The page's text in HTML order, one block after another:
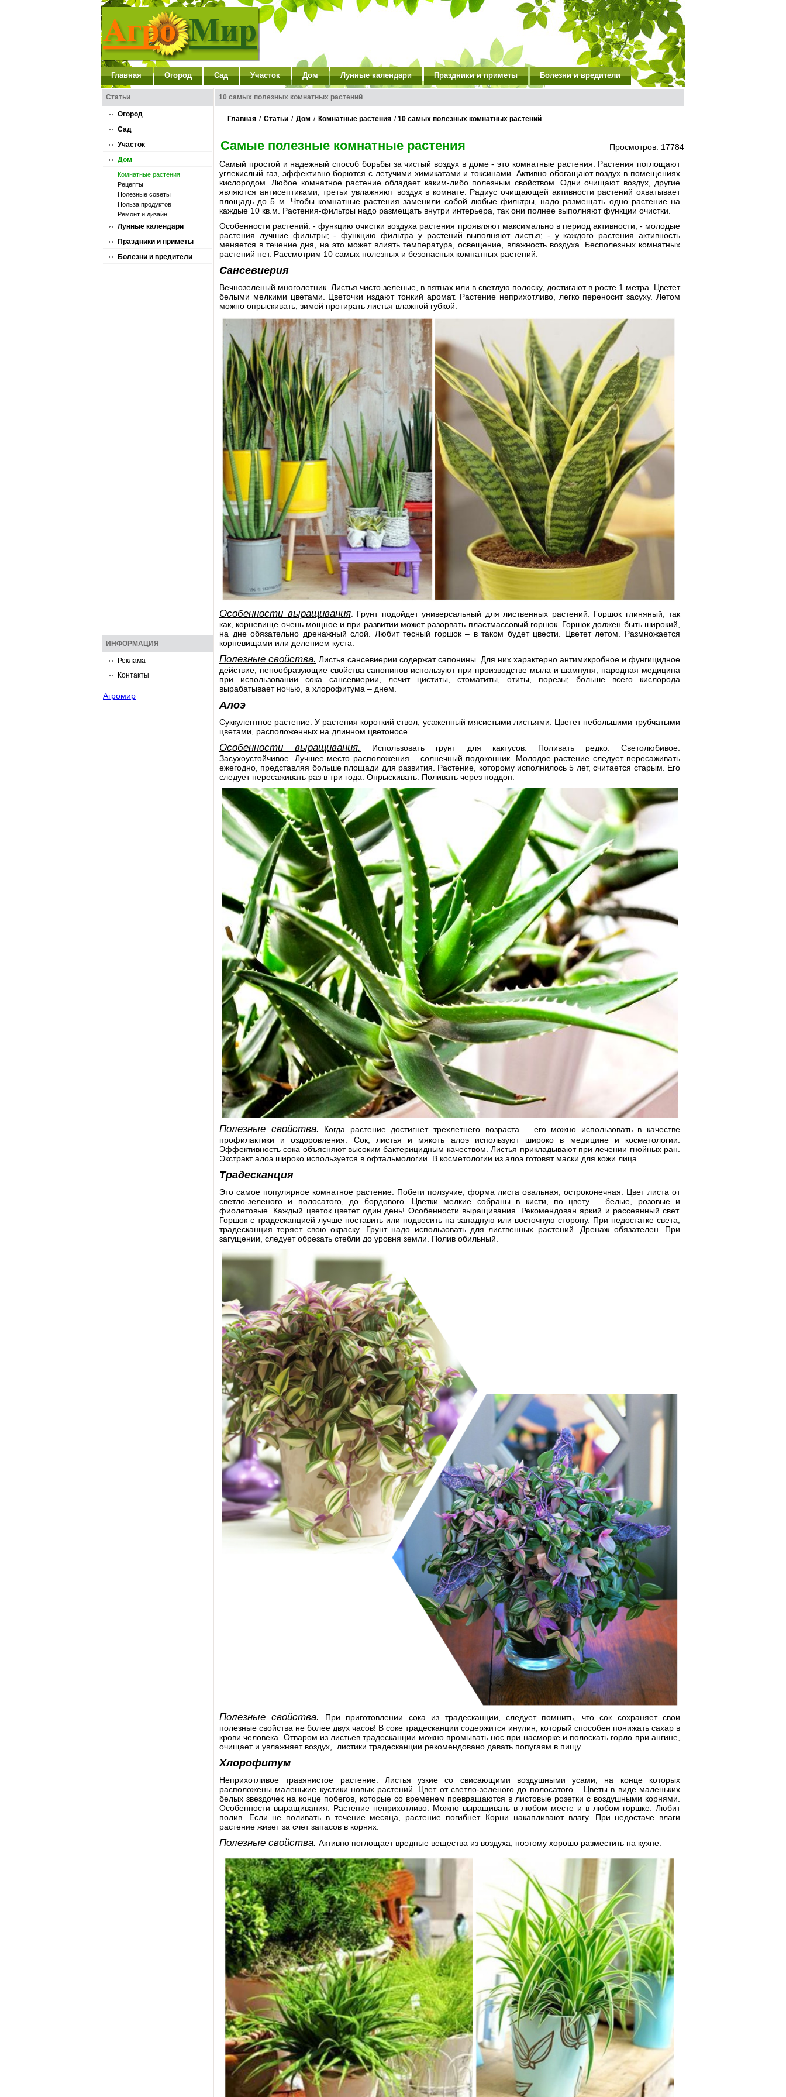
Главная Огород Сад Участок Дом Лунные календари Праздники и приметы Болезни и вредители
Статьи
Огород
Сад
Участок
Дом
Комнатные растения
Рецепты
Полезные советы
Польза продуктов
Ремонт и дизайн
Лунные календари
Праздники и приметы
Болезни и вредители
ИНФОРМАЦИЯ
Реклама
Контакты
Агромир
10 самых полезных комнатных растений
Главная / Статьи / Дом / Комнатные растения /10 самых полезных комнатных растений
Самые полезные комнатные растения
Просмотров: 17784
Самый простой и надежный способ борьбы за чистый воздух в доме - это комнатные растения. Растения поглощают
углекислый газ, эффективно борются с летучими химикатами и токсинами. Активно обогащают воздух в помещениях
кислородом. Любое комнатное растение обладает каким-либо полезным свойством. Одни очищают воздух, другие
являются антисептиками, третьи увлажняют воздух в комнате. Радиус очищающей активности растений охватывает
площадь до 5 м. Чтобы комнатные растения заменили собой любые фильтры, надо размещать одно растение на
каждые 10 кв.м. Растения-фильтры надо размещать внутри интерьера, так они полнее выполняют функции очистки.
Особенности растений: - функцию очистки воздуха растения проявляют максимально в период активности; - молодые
растения лучшие фильтры; - функцию фильтра у растений выполняют листья; - у каждого растения активность
меняется в течение дня, на это может влиять температура, освещение, влажность воздуха. Бесполезных комнатных
растений нет. Рассмотрим 10 самых полезных и безопасных комнатных растений:
Сансевиерия
Вечнозеленый многолетник. Листья чисто зеленые, в пятнах или в светлую полоску, достигают в росте 1 метра. Цветет
белыми мелкими цветами. Цветочки издают тонкий аромат. Растение неприхотливо, легко переносит засуху. Летом
можно опрыскивать, зимой протирать листья влажной губкой.
Особенности выращивания. Грунт подойдет универсальный для лиственных растений. Горшок глиняный, так
как, корневище очень мощное и при развитии может разорвать пластмассовый горшок. Горшок должен быть широкий,
на дне обязательно дренажный слой. Любит тесный горшок – в таком будет цвести. Цветет летом. Размножается
корневищами или делением куста.
Полезные свойства. Листья сансевиерии содержат сапонины. Для них характерно антимикробное и фунгицидное
действие, пенообразующие свойства сапонинов используют при производстве мыла и шампуня; народная медицина
при использовании сока сансевиерии, лечит циститы, стоматиты, отиты, порезы; больше всего кислорода
вырабатывает ночью, а хлорофитума – днем.
Алоэ
Суккулентное растение. У растения короткий ствол, усаженный мясистыми листьями. Цветет небольшими трубчатыми
цветами, расположенных на длинном цветоносе.
Особенности выращивания.
Использовать грунт для кактусов. Поливать редко. Светолюбивое.
Засухоустойчивое. Лучшее место расположения – солнечный подоконник. Молодое растение следует пересаживать
ежегодно, представляя больше площади для развития. Растение, которому исполнилось 5 лет, считается старым. Его
следует пересаживать раз в три года. Опрыскивать. Поливать через поддон.
Полезные свойства. Когда растение достигнет трехлетнего возраста – его можно использовать в качестве
профилактики и оздоровления. Cок, листья и мякоть алоэ используют широко в медицине и косметологии.
Эффективность сока объясняют высоким бактерицидным качеством. Листья прикладывают при лечении гнойных ран.
Экстракт алоэ широко используется в офтальмологии. В косметологии из алоэ готовят маски для кожи лица.
Традесканция
Это самое популярное комнатное растение. Побеги ползучие, форма листа овальная, остроконечная. Цвет листа от
светло-зеленого и полосатого, до бордового. Цветки мелкие собраны в кисти, по цвету – белые, розовые и
фиолетовые. Каждый цветок цветет один день! Особенности выращивания. Рекомендован яркий и рассеянный свет.
Горшок с традесканцией лучше поставить или подвесить на западную или восточную сторону. При недостатке света,
традесканция теряет свою окраску. Грунт надо использовать для лиственных растений. Дренаж обязателен. При
загущении, следует обрезать стебли до уровня земли. Полив обильный.
Полезные свойства.
При приготовлении сока из традесканции, следует помнить, что сок сохраняет свои
полезные свойства не более двух часов! В соке традесканции содержится инулин, который способен понижать сахар в
крови человека. Отваром из листьев традесканции можно промывать нос при насморке и полоскать горло при ангине,
очищает и увлажняет воздух, листики традесканции рекомендовано давать попугаям в пищу.
Хлорофитум
Неприхотливое травянистое растение. Листья узкие со свисающими воздушными усами, на конце которых
расположены маленькие кустики новых растений. Цвет от светло-зеленого до полосатого. . Цветы в виде маленьких
белых звездочек на конце побегов, которые со временем превращаются в листовые розетки с воздушными корнями.
Особенности выращивания. Растение неприхотливо. Можно выращивать в любом месте и в любом горшке. Любит
полив. Если не поливать в течение месяца, растение погибнет. Корни накапливают влагу. При недостаче влаги
растение живет за счет запасов в корнях.
Полезные свойства. Активно поглощает вредные вещества из воздуха, поэтому хорошо разместить на кухне.